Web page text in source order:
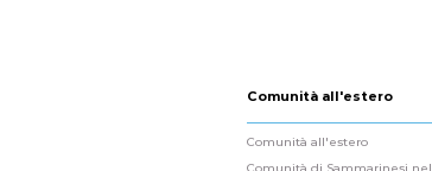
Comunità all'estero
Comunità all'estero